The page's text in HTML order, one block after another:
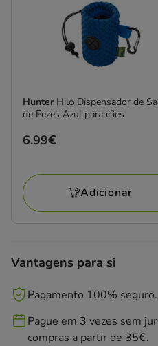
Hunter Hilo Dispensador de
de Fezes Azul para cães
Preço
6.99€
Adicionar
Vantagens para si
Pagamento 100% seguro.
Pague em 3 vezes sem
compras a partir de 35€.